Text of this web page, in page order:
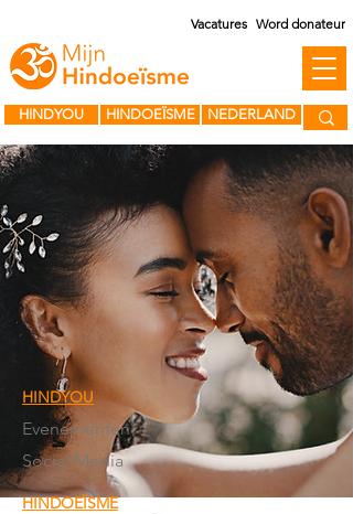
HINDOEÏSME
HINDYOU NEDERLAND
Vacatures Word donateur
HINDYOU
Evenementen
Social Media
HINDOEÏSME